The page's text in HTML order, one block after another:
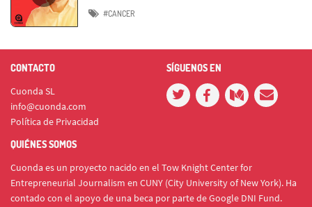
#CANCER
CONTACTO
Cuonda SL
info@cuonda.com
Política de Privacidad
SÍGUENOS EN
QUIÉNES SOMOS
Cuonda es un proyecto nacido en el Tow Knight Center for
Entrepreneurial Journalism en CUNY (City University of New York). Ha
contado con el apoyo de una beca por parte de Google DNI Fund.